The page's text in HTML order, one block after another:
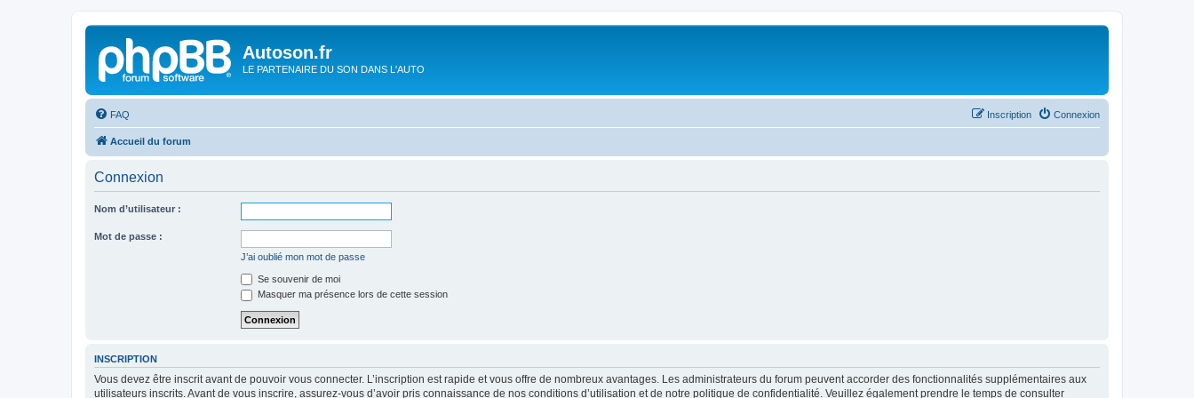
Autoson.fr
LE PARTENAIRE DU SON DANS L'AUTO
FAQ Connexion
Inscription
Accueil du forum
Connexion
Nom d’utilisateur :
Mot de passe :
J’ai oublié mon mot de passe
Se souvenir de moi
Masquer ma présence lors de cette session
INSCRIPTION
Vous devez être inscrit avant de pouvoir vous connecter. L’inscription est rapide et vous offre de nombreux avantages. Les administrateurs du forum peuvent accorder des fonctionnalités supplémentaires aux
utilisateurs inscrits. Avant de vous inscrire, assurez-vous d’avoir pris connaissance de nos conditions d’utilisation et de notre politique de confidentialité. Veuillez également prendre le temps de consulter